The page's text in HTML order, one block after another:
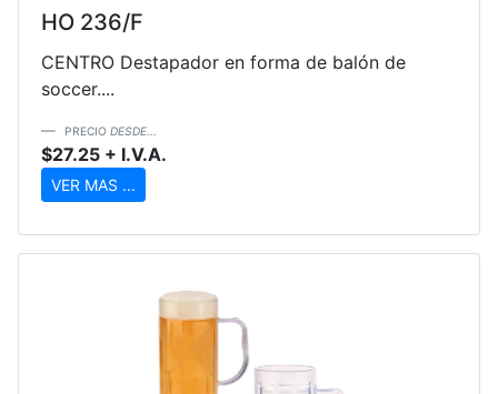
HO 236/F
CENTRO Destapador en forma de balón de
soccer....
PRECIO DESDE...
$27.25 + I.V.A.
VER MAS ...